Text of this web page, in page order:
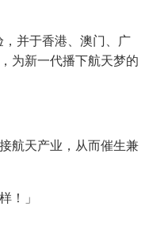
并于香港、澳门、广
为新一代播下航天梦的
航天产业，从而催生兼
！」